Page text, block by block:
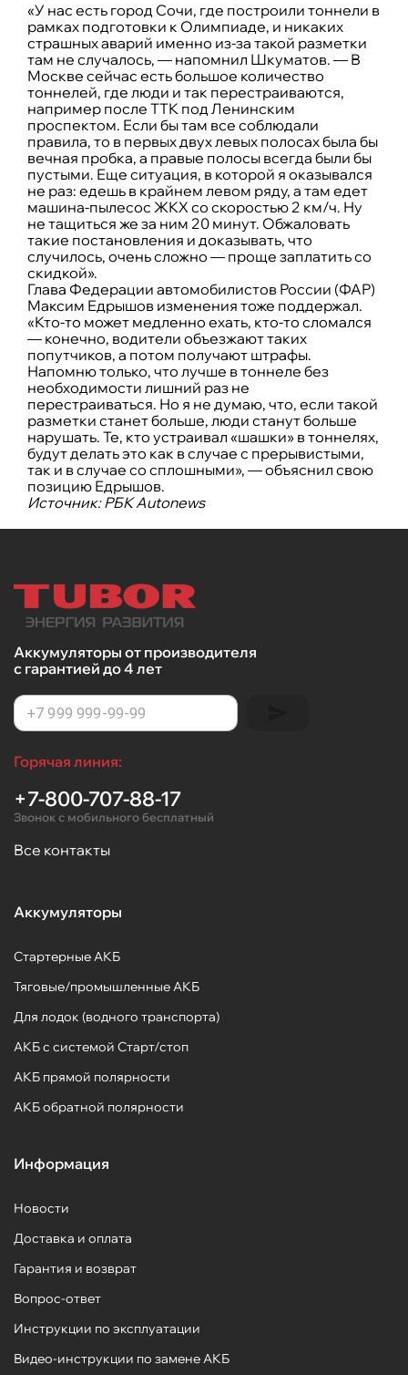
«У нас есть город Сочи, где построили тоннели в
рамках подготовки к Олимпиаде, и никаких
страшных аварий именно из-за такой разметки
там не случалось, — напомнил Шкуматов. — В
Москве сейчас есть большое количество
тоннелей, где люди и так перестраиваются,
например после ТТК под Ленинским
проспектом. Если бы там все соблюдали
правила, то в первых двух левых полосах была бы
вечная пробка, а правые полосы всегда были бы
пустыми. Еще ситуация, в которой я оказывался
не раз: едешь в крайнем левом ряду, а там едет
машина-пылесос ЖКХ со скоростью 2 км/ч. Ну
не тащиться же за ним 20 минут. Обжаловать
такие постановления и доказывать, что
случилось, очень сложно — проще заплатить со
скидкой».
Глава Федерации автомобилистов России (ФАР)
Максим Едрышов изменения тоже поддержал.
«Кто-то может медленно ехать, кто-то сломался
— конечно, водители объезжают таких
попутчиков, а потом получают штрафы.
Напомню только, что лучше в тоннеле без
необходимости лишний раз не
перестраиваться. Но я не думаю, что, если такой
разметки станет больше, люди станут больше
нарушать. Те, кто устраивал «шашки» в тоннелях,
будут делать это как в случае с прерывистыми,
так и в случае со сплошными», — объяснил свою
позицию Едрышов.
Источник: РБКAutonews
Аккумуляторы от производителя
с гарантией до 4 лет
Горячая линия:
+7-800-707-88-17
Звонок с мобильного бесплатный
Все контакты
Аккумуляторы
Стартерные АКБ
Тяговые/промышленные АКБ
Для лодок (водного транспорта)
АКБ с системой Старт/стоп
АКБ прямой полярности
АКБ обратной полярности
Информация
Новости
Доставка и оплата
Гарантия и возврат
Вопрос-ответ
Инструкции по эксплуатации
Видео-инструкции по замене АКБ